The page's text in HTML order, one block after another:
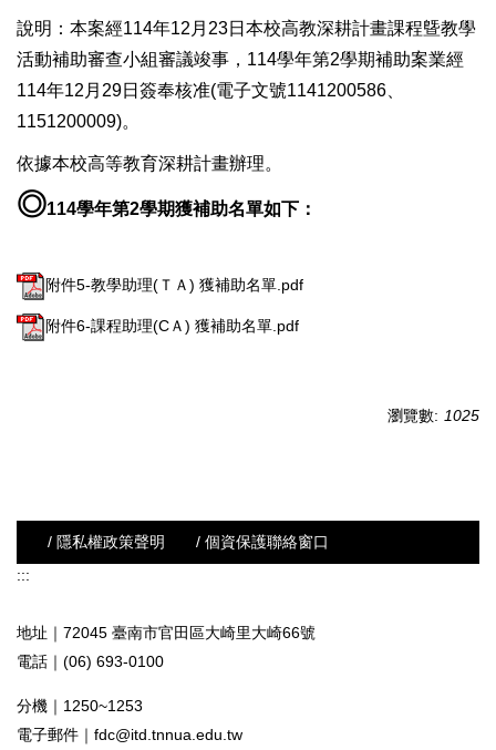
說明：本案經114年12月23日本校高教深耕計畫課程曁教學
活動補助審查小組審議竣事，114學年第2學期補助案業經
114年12月29日簽奉核准(電子文號1141200586、
1151200009)。
依據本校高等教育深耕計畫辦理。
◎114學年第2學期獲補助名單如下：
附件5-教學助理(ＴＡ) 獲補助名單.pdf
附件6-課程助理(CＡ) 獲補助名單.pdf
瀏覽數: 1025
/ 隱私權政策聲明
/ 個資保護聯絡窗口
:::
地址｜72045 臺南市官田區大崎里大崎66號
電話｜(06) 693-0100
分機｜1250~1253
電子郵件｜ fdc@itd.tnnua.edu.tw